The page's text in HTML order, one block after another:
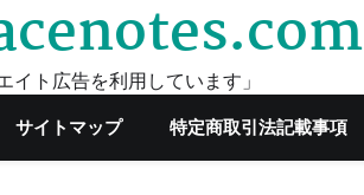
イト広告を利用しています」
サイトマップ 特定商取引法記載事項